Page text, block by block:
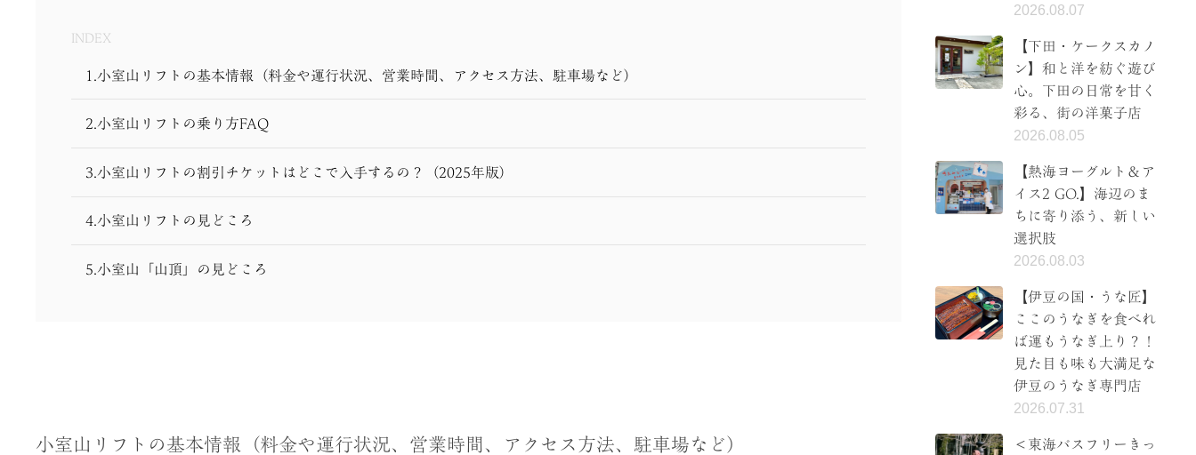
INDEX
1.小室山リフトの基本情報（料金や運行状況、営業時間、アクセス方法、駐車場など）
2.小室山リフトの乗り方FAQ
3.小室山リフトの割引チケットはどこで入手するの？（2025年版）
4.小室山リフトの見どころ
5.小室山「山頂」の見どころ
小室山リフトの基本情報（料金や運行状況、営業時間、アクセス方法、駐車場など）
2026.08.07
【下田・ケークスカノ
ン】和と洋を紡ぐ遊び
心。下田の日常を甘く
彩る、街の洋菓子店
2026.08.05
【熱海ヨーグルト＆ア
イス2 GO.】海辺のま
ちに寄り添う、新しい
選択肢
2026.08.03
【伊豆の国・うな匠】
ここのうなぎを食べれ
ば運もうなぎ上り？！
見た目も味も大満足な
伊豆のうなぎ専門店
2026.07.31
＜東海バスフリーきっ